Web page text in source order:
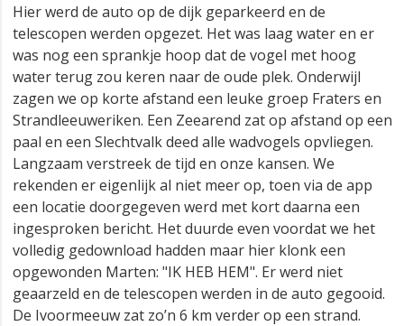
Hier werd de auto op de dijk geparkeerd en de
telescopen werden opgezet. Het was laag water en er
was nog een sprankje hoop dat de vogel met hoog
water terug zou keren naar de oude plek. Onderwijl
zagen we op korte afstand een leuke groep Fraters en
Strandleeuweriken. Een Zeearend zat op afstand op een
paal en een Slechtvalk deed alle wadvogels opvliegen.
Langzaam verstreek de tijd en onze kansen. We
rekenden er eigenlijk al niet meer op, toen via de app
een locatie doorgegeven werd met kort daarna een
ingesproken bericht. Het duurde even voordat we het
volledig gedownload hadden maar hier klonk een
opgewonden Marten: "IK HEB HEM". Er werd niet
geaarzeld en de telescopen werden in de auto gegooid.
De Ivoormeeuw zat zo’n 6 km verder op een strand.